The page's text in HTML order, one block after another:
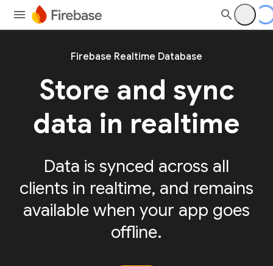
Firebase Realtime Database
Store and sync
data in realtime
Data is synced across all
clients in realtime, and remains
available when your app goes
offline.